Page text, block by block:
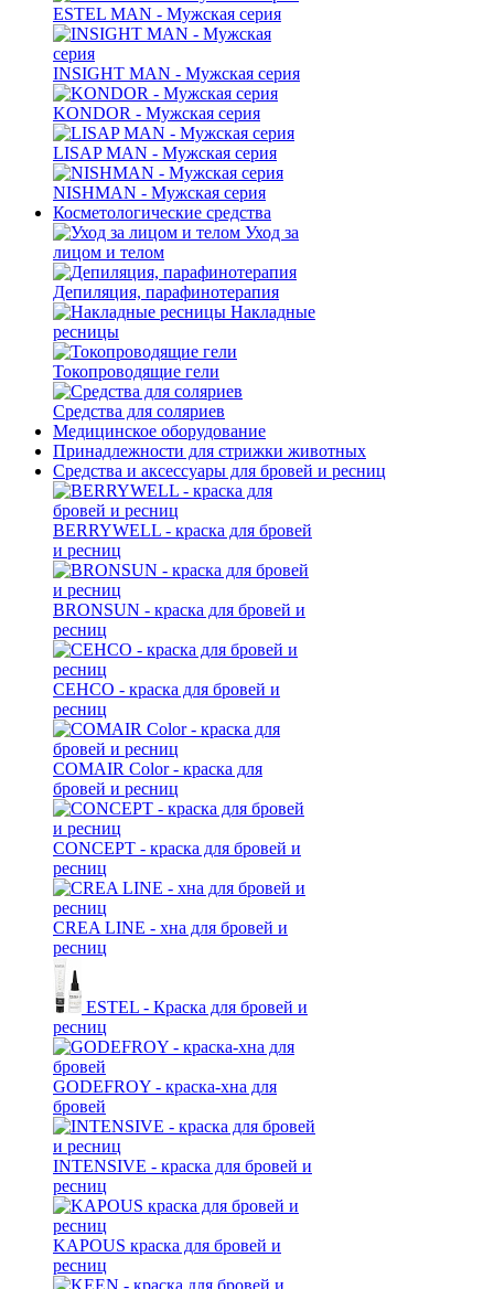
ESTEL MAN - Мужская серия
INSIGHT MAN - Мужская серия
KONDOR - Мужская серия
LISAP MAN - Мужская серия
NISHMAN - Мужская серия
Косметологические средства
Уход за
лицом и телом
Депиляция, парафинотерапия
Накладные
ресницы
Токопроводящие гели
Средства для соляриев
Медицинское оборудование
Принадлежности для стрижки животных
Средства и аксессуары для бровей и ресниц
BERRYWELL - краска для бровей
и ресниц
BRONSUN - краска для бровей и
ресниц
CEHCO - краска для бровей и
ресниц
COMAIR Color - краска для
бровей и ресниц
CONCEPT - краска для бровей и
ресниц
CREA LINE - хна для бровей и
ресниц
ESTEL - Краска для бровей и
ресниц
GODEFROY - краска-хна для
бровей
INTENSIVE - краска для бровей и
ресниц
KAPOUS краска для бровей и
ресниц